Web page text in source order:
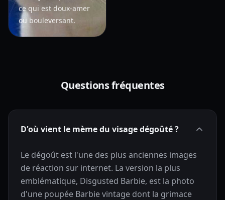
ce qui est doux-amer
ou bouleversant.
Questions fréquentes
D'où vient le mème du visage dégoûté ?
Le dégoût est l'une des plus anciennes images
de réaction sur internet. La version la plus
emblématique, Disgusted Barbie, est la photo
d'une poupée Barbie vintage dont la grimace